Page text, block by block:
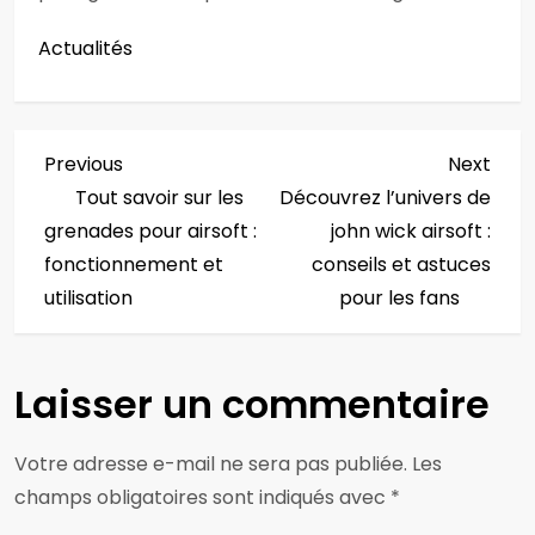
Actualités
N
a
v
g
a
t
Previous
Post
Previous
Tout savoir sur les
grenades pour airsoft :
fonctionnement et
utilisation
Post
Next
Découvrez l’univers de
john wick airsoft :
conseils et astuces
pour les fans
Laisser un commentaire
Votre adresse e-mail ne sera pas publiée. Les
champs obligatoires sont indiqués avec *